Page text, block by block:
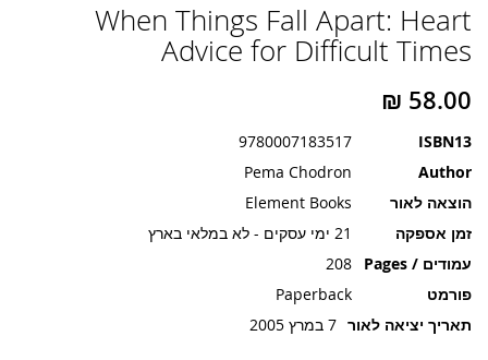
When Things Fall Apart: Heart
Advice for Difficult Times
ISBN13
9780007183517
Author
Pema Chodron
הוצאה לאור
Element Books
זמן אספקה
21 ימי עסקים - לא במלאי בארץ
עמודים / Pages
208
פורמט
Paperback
תאריך יציאה לאור 7 במרץ 2005
להתחלה
של
גלריית